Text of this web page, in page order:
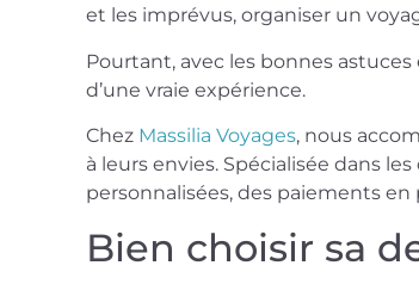
et les imprévus, organiser un
Pourtant, avec les bonnes
d’une vraie expérience.
Chez Massilia Voyages, nous
à leurs envies. Spécialisée dans
personnalisées, des paiements
Bien choisir sa